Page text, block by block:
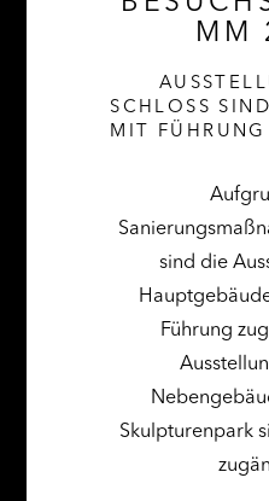
MM
SCHLOSS
MIT
sind die
Führung
Skulpturenpark